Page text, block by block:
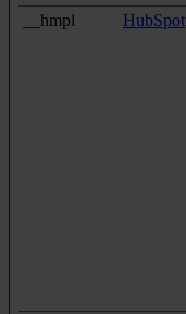
__hmpl HubSpot